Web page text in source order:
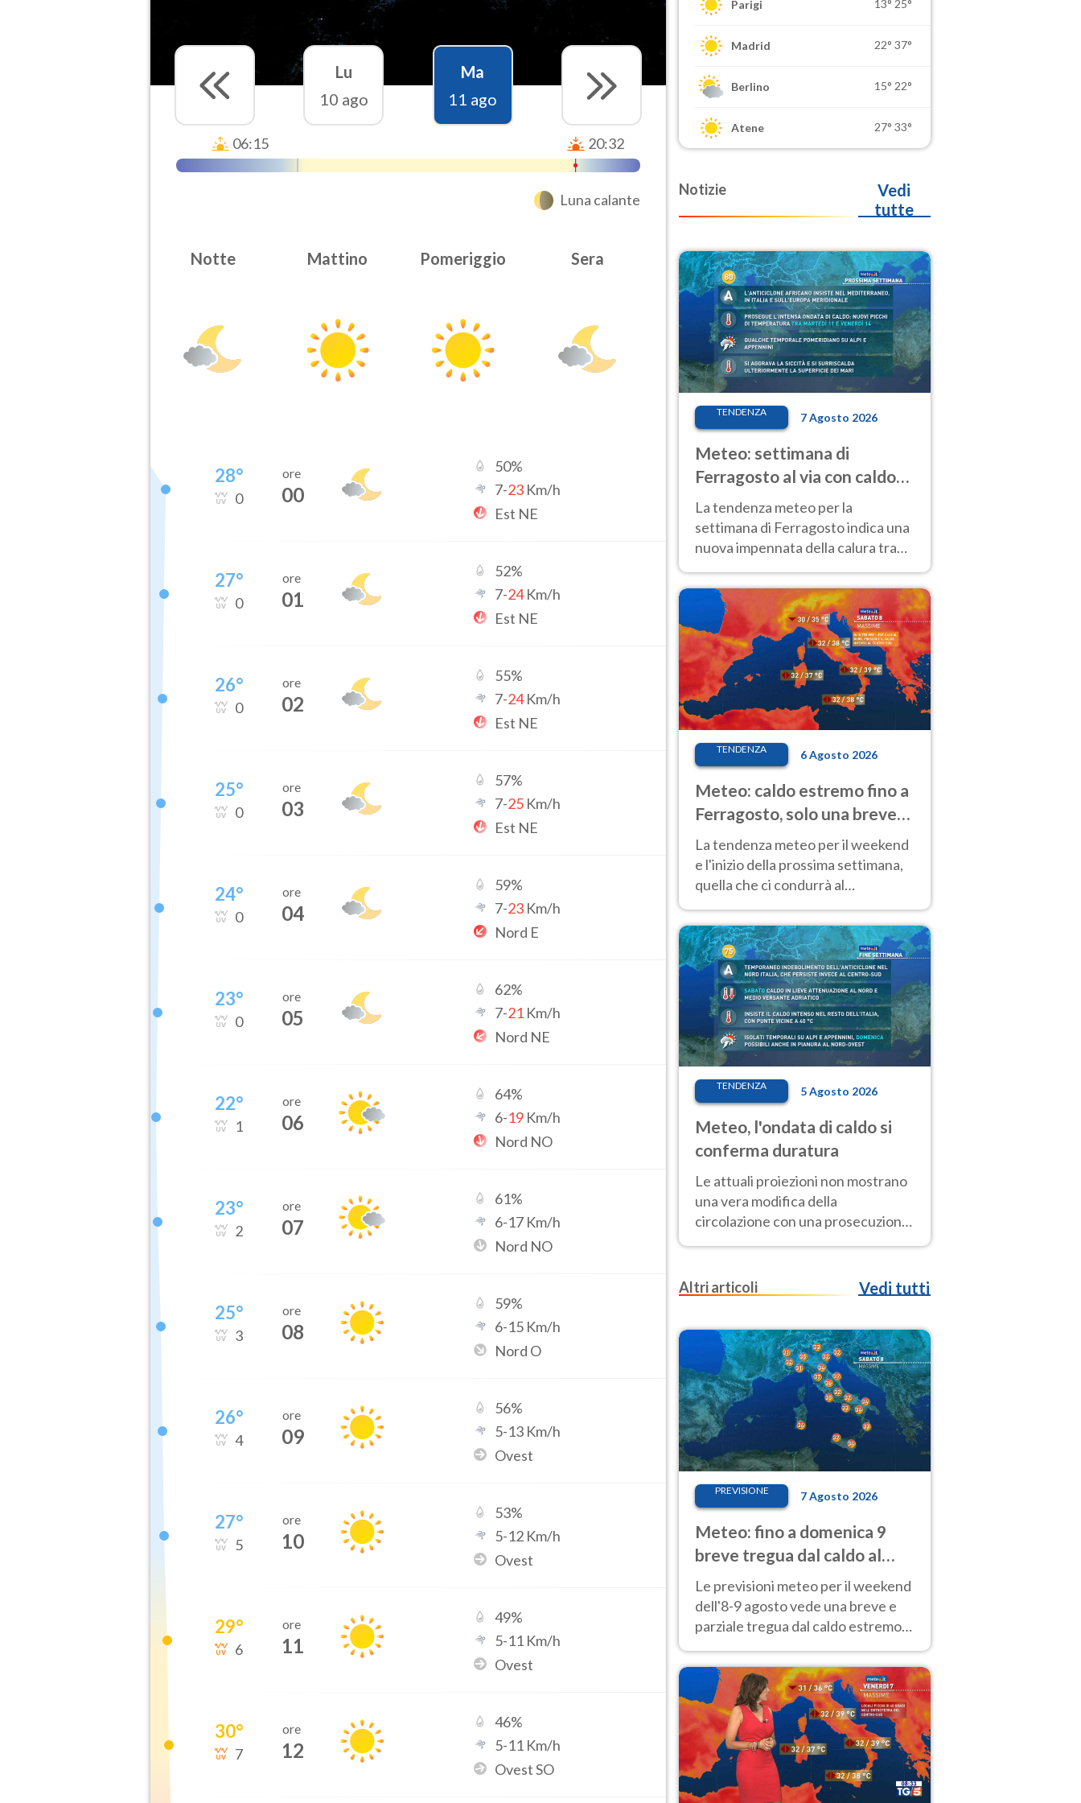
Lu
10 ago
Ma
11 ago
06:15 20:32
Luna calante
Notte Mattino Pomeriggio Sera
28°
0
ore
00
50%
7-23 Km/h
Est NE
27°
0
ore
01
52%
7-24Km/h
Est NE
26°
0
ore
02
55%
7-24Km/h
Est NE
25°
0
ore
03
57%
7-25 Km/h
Est NE
24°
0
ore
04
59%
7-23 Km/h
Nord E
23°
0
ore
05
62%
7-21 Km/h
Nord NE
22°
1
ore
06
64%
6-19 Km/h
Nord NO
23°
2
ore
07
61%
6-17 Km/h
Nord NO
25°
3
ore
08
59%
6-15 Km/h
Nord O
26°
4
ore
09
56%
5-13 Km/h
Ovest
27°
5
ore
10
53%
5-12 Km/h
Ovest
29°
6
ore
11
49%
5-11 Km/h
Ovest
30°
7
ore
12
46%
5-11 Km/h
Ovest SO
Parigi 13° 25°
Madrid 22° 37°
Berlino 15° 22°
Atene 27° 33°
Notizie
Vedi
tutte
TENDENZA 7 Agosto 2026
Meteo: settimana di
Ferragosto al via con caldo
intenso e qualche temporale
La tendenza meteo per la
settimana di Ferragosto indica una
nuova impennata della calura tra
anche al Nord.
TENDENZA 6 Agosto 2026
Meteo: caldo estremo fino a
Ferragosto, solo una breve
pausa. Ecco dove
La tendenza meteo per il weekend
e l'inizio della prossima settimana,
quella che ci condurrà al
temperature molto elevate
TENDENZA 5 Agosto 2026
Meteo, l'ondata di caldo si
conferma duratura
Le attuali proiezioni non mostrano
una vera modifica della
circolazione con una prosecuzione
del caldo fuori scala per molti
Ferragosto
Altri articoli Vedi tutti
PREVISIONE 7 Agosto 2026
Meteo: fino a domenica 9
breve tregua dal caldo al
Nord! Altrove calura e afa
Le previsioni meteo per il weekend
dell'8-9 agosto vede una breve e
parziale tregua dal caldo estremo
40 gradi.